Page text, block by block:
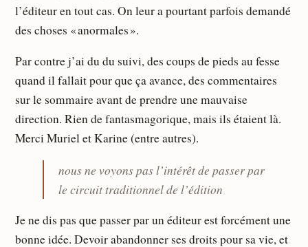
l’éditeur en tout cas. On leur a pourtant parfois demandé
des choses « anormales ».
Par contre j’ai du du suivi, des coups de pieds au fesse
quand il fallait pour que ça avance, des commentaires
sur le sommaire avant de prendre une mauvaise
direction. Rien de fantasmagorique, mais ils étaient là.
Merci Muriel et Karine (entre autres).
nous ne voyons pas l’intérêt de passer par
le circuit traditionnel de l’édition
Je ne dis pas que passer par un éditeur est forcément une
bonne idée. Devoir abandonner ses droits pour sa vie, et